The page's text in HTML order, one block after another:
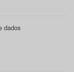
dados